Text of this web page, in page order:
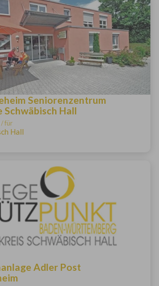
Seniorenzentrum
Schwäbisch Hall
/ für
Hall
Adler Post